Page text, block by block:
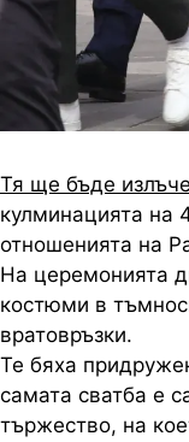
Тя ще бъде
кулминацията на
отношенията на
На церемонията
костюми в
вратовръзки.
Те бяха
самата сватба е
тържество, на